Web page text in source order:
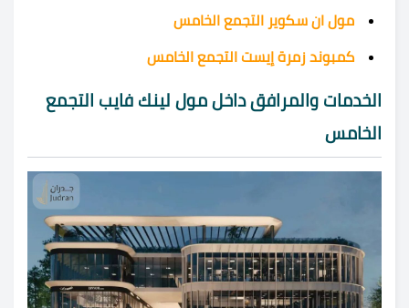
مول ان سكوير التجمع الخامس
كمبوند زمرة إيست التجمع الخامس
الخدمات والمرافق داخل مول لينك فايب التجمع
الخامس